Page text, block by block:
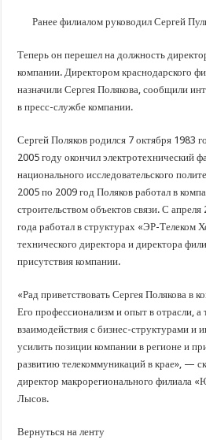
Важные правила обращения в вашу
В городах и районах Кубани отметили
Стартовал прием заявок на 20-й
Ранее филиалом руководил Сергей
Теперь он перешел на должность
компании. Директором краснодарского
назначили Сергея Полякова, сообщили
в пресс-службе компании.
Сергей Поляков родился 7 октября 1983
2005 году окончил электротехнический
национального исследовательского
2005 по 2009 год Поляков работал в
строительством объектов связи. С
года работал в структурах «ЭР-Телеком
технического директора и директора
присутствия компании.
«Рад приветствовать Сергея Полякова в
Его профессионализм и опыт в отрасли, а
взаимодействия с бизнес-структурами и
усилить позиции компании в регионе и
развитию телекоммуникаций в крае», —
директор макрорегионального филиала
Лысов.
Вернуться на ленту